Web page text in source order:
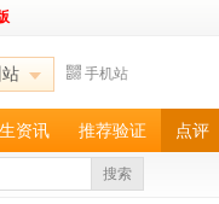
站 手机站
资讯 推荐验证 点评
搜索